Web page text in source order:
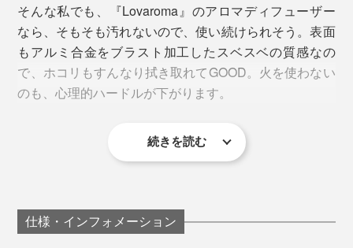
ず天然成分100％のものを使用してください。合成香料
を使用すると、内部に残留物が残りやすく、故障の原因
になります。
※オリジナル「ブレンド精油」以外のオイルを使用した場合は保証の対象になりま
※換気された場所で洗浄をしてください。
たったのこれだけ。こすったり、洗い流したり、道具を
使う必要もなく、あっという間に完了です。
そんな私でも、『Lovaroma』のアロマディフューザー
なら、そもそも汚れないので、使い続けられそう。表面
もアルミ合金をブラスト加工したスベスベの質感なの
で、ホコリもすんなり拭き取れてGOOD。火を使わない
のも、心理的ハードルが下がります。
続きを読む
仕様・インフォメーション